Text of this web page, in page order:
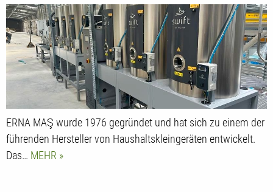
ERNA MAŞ wurde 1976 gegründet und hat sich zu einem der
führenden Hersteller von Haushaltskleingeräten entwickelt.
Das… MEHR